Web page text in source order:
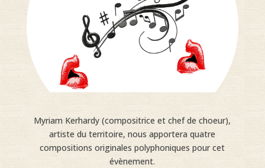
Myriam Kerhardy (compositrice et chef de choeur),
artiste du territoire, nous apportera quatre
compositions originales polyphoniques pour cet
évènement.